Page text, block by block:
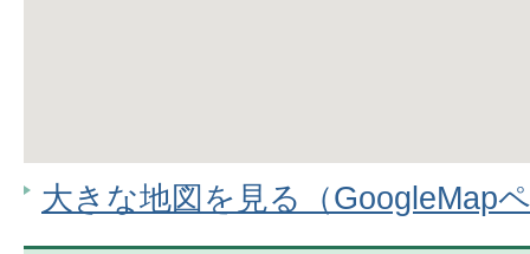
大きな地図を見る（GoogleMap